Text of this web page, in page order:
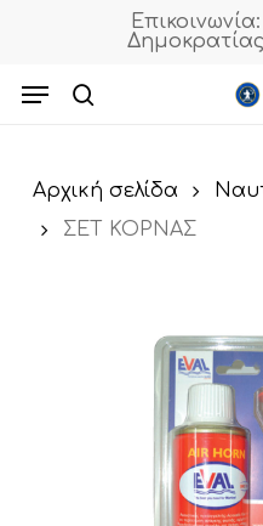
content
Menu
Cart
Αρχική σελίδα
ΣΕΤ ΚΟΡΝΑΣ